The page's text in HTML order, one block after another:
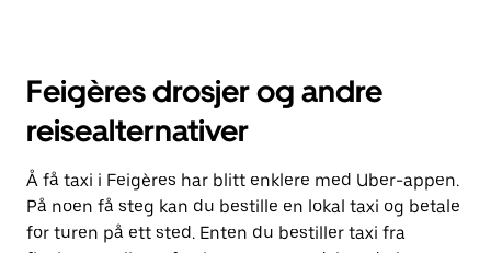
Feigères drosjer og andre
reisealternativer
Å få taxi i Feigères har blitt enklere med Uber-appen.
På noen få steg kan du bestille en lokal taxi og betale
for turen på ett sted. Enten du bestiller taxi fra